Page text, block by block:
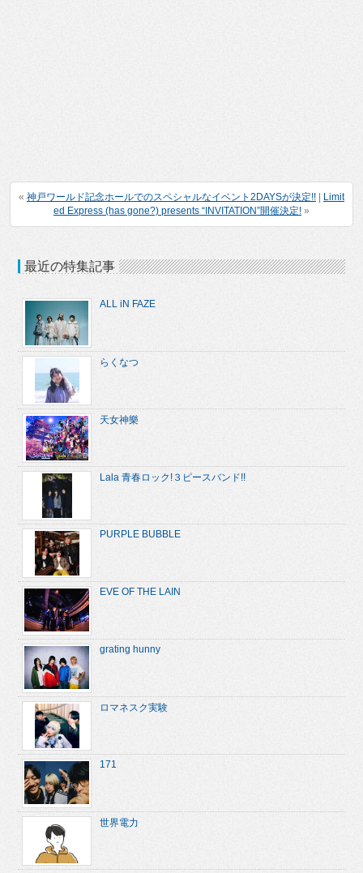
« 神戸ワールド記念ホールでのスペシャルなイベント2DAYSが決定!! | Limit
ed Express (has gone?) presents “INVITATION”開催決定! »
最近の特集記事
ALL iN FAZE
らくなつ
天女神樂
Lala 青春ロック!３ピースバンド!!
PURPLE BUBBLE
EVE OF THE LAIN
grating hunny
ロマネスク実験
171
世界電力